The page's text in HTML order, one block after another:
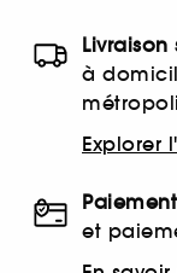
à
Explorer
et